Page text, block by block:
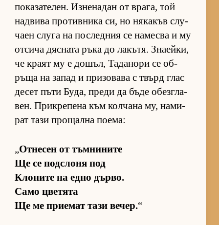
по­ка­за­те­лен. Из­не­на­дан от вра­га, той
над­вива про­тив­ника си, но ня­ка­къв слу­
чаен слуга на пос­лед­ния се на­месва и му
от­сича дяс­ната ръка до ла­къ­тя. Зна­ей­ки,
че краят му е до­шъл, Та­да­нори се об­
ръща на за­пад и при­зо­вава с твърд глас
де­сет пъти Бу­да, преди да бъде обез­г­ла­
вен. Прик­ре­пена към кол­чана му, на­ми­
рат тази про­щална по­е­ма:
„От­не­сен от тъм­ни­ните
Ще се под­с­лоня под
Кло­ните на едно дър­во.
Само цве­тята
Ще ме при­е­мат тази ве­чер.“